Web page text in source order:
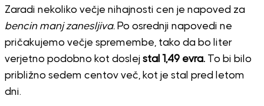
Zaradi nekoliko večje nihajnosti cen je napoved za
bencin manj zanesljiva.Po osrednji napovedi ne
pričakujemo večje spremembe, tako da bo liter
verjetno podobno kot doslejstal 1,49 evra.To bi bilo
približno sedem centov več, kot je stal pred letom
dni.